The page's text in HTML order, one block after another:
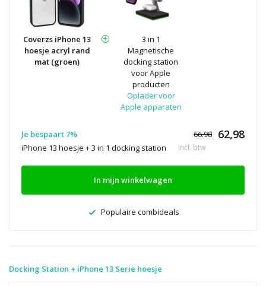
Coverzs iPhone 13
hoesje acryl rand
mat (groen)
3 in 1
Magnetische
docking station
voor Apple
producten
Oplader voor
Apple apparaten
Je bespaart 7% 66.98 62,98
iPhone 13 hoesje + 3 in 1 docking station Incl. btw
In mijn winkelwagen
Populaire combideals
Docking Station + iPhone 13 Serie hoesje